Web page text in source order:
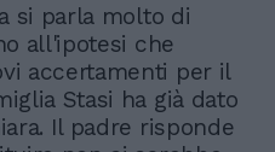
si parla molto di
all'ipotesi che
accertamenti per il
Stasi ha già dato
Il padre risponde